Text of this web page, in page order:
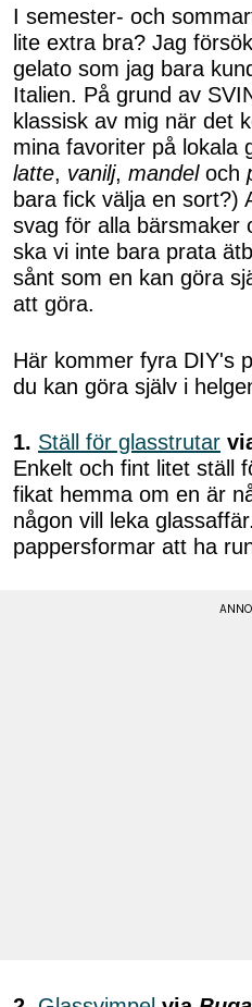
I semester- och
lite extra bra? Jag
gelato som jag bara
Italien. På grund av
klassisk av mig när det
mina favoriter på lokala
latte, vanilj, mandeloch
bara fick välja en sort?)
svag för alla bärsmaker
ska vi inte bara prata
sånt som en kan göra
att göra.
Här kommer fyra DIY's
du kan göra själv i
1. Ställ för glasstrutar
Enkelt och fint litet ställ
fikat hemma om en är
någon vill leka
pappersformar att ha